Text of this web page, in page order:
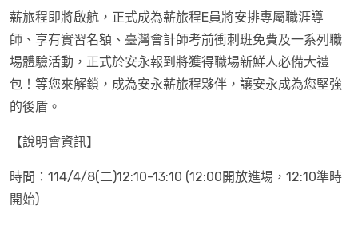
薪旅程即將啟航，正式成為薪旅程E員將安排專屬職涯導
師、享有實習名額、臺灣會計師考前衝刺班免費及一系列職
場體驗活動，正式於安永報到將獲得職場新鮮人必備大禮
包！等您來解鎖，成為安永薪旅程夥伴，讓安永成為您堅強
的後盾。
【說明會資訊】
時間：114/4/8(二)12:10-13:10 (12:00開放進場，12:10準時
開始)